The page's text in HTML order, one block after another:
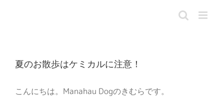
夏のお散歩はケミカルに注意！
こんにちは。Manahau Dogのきむらです。